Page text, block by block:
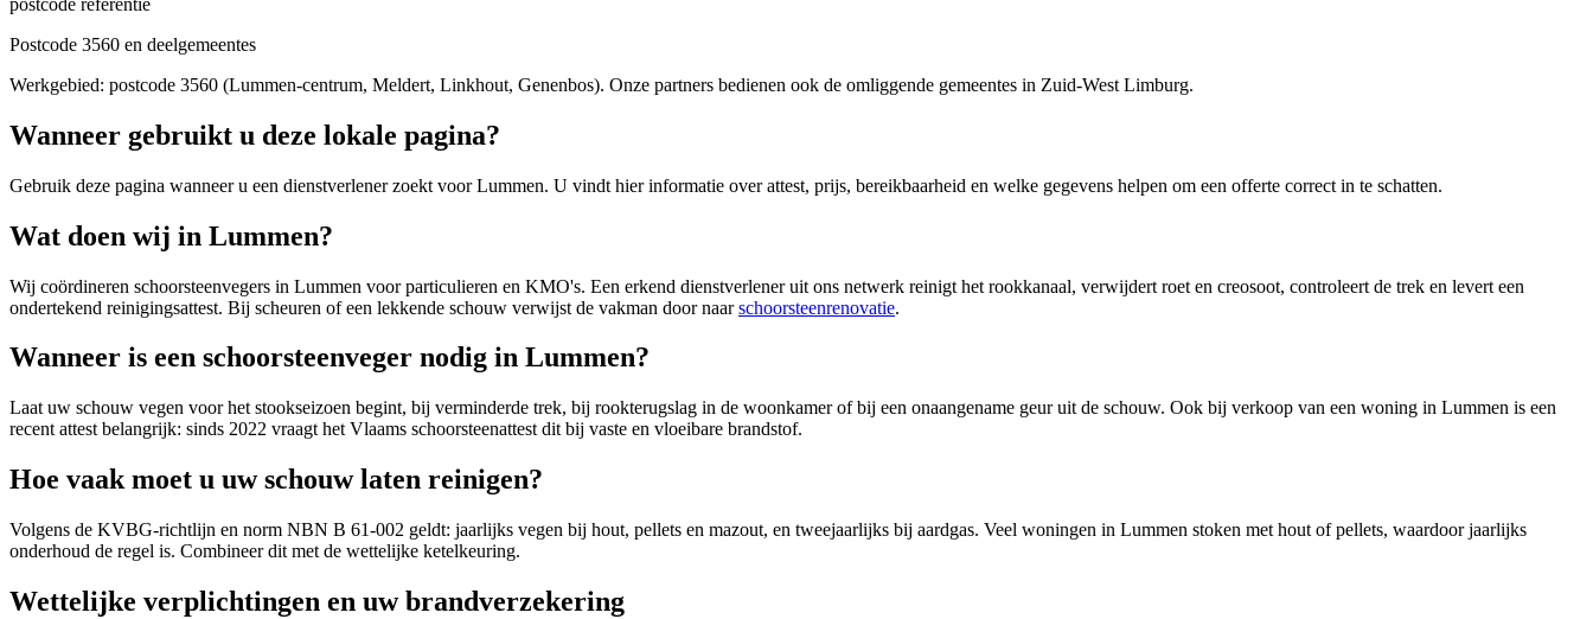
Postcode 3560 en deelgemeentes
Werkgebied: postcode 3560 (Lummen-centrum, Meldert, Linkhout, Genenbos). Onze partners bedienen ook de omliggende gemeentes in Zuid-West Limburg.
Wanneer gebruikt u deze lokale pagina?
Gebruik deze pagina wanneer u een dienstverlener zoekt voorLummen. U vindt hier informatie over attest, prijs, bereikbaarheid en welke gegevens helpen om een offerte correct in te schatten.
Wat doen wij in Lummen?
Wij coördineren schoorsteenvegers in Lummen voor particulieren en KMO's. Een erkend dienstverlener uit ons netwerk reinigt het rookkanaal, verwijdert roet en creosoot, controleert de trek en levert een
ondertekend reinigingsattest. Bij scheuren of een lekkende schouw verwijst de vakman door naarschoorsteenrenovatie.
Wanneer is een schoorsteenveger nodig in Lummen?
Laat uw schouw vegen voor het stookseizoen begint, bij verminderde trek, bij rookterugslag in de woonkamer of bij een onaangename geur uit de schouw. Ook bij verkoop van een woning in Lummen is een
recent attest belangrijk: sinds 2022 vraagt het Vlaams schoorsteenattest dit bij vaste en vloeibare brandstof.
Hoe vaak moet u uw schouw laten reinigen?
Volgens de KVBG-richtlijn en norm NBN B 61-002 geldt: jaarlijks vegen bij hout, pellets en mazout, en tweejaarlijks bij aardgas. Veel woningen in Lummen stoken met hout of pellets, waardoor jaarlijks
onderhoud de regel is. Combineer dit met de wettelijke ketelkeuring.
Wettelijke verplichtingen en uw brandverzekering